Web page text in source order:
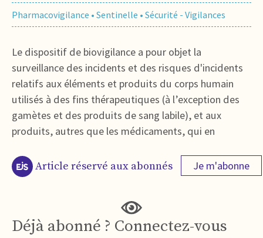
Pharmacovigilance • Sentinelle • Sécurité - Vigilances
Le dispositif de biovigilance a pour objet la
surveillance des incidents et des risques d'incidents
relatifs aux éléments et produits du corps humain
utilisés à des fins thérapeutiques (à l’exception des
gamètes et des produits de sang labile), et aux
produits, autres que les médicaments, qui en
Article réservé aux abonnés Je m'abonne
Déjà abonné ? Connectez-vous